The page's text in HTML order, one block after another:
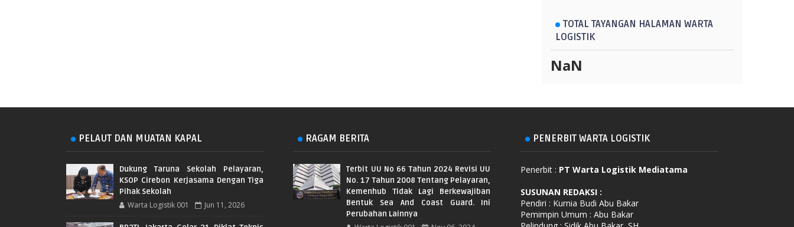
TOTAL TAYANGAN HALAMAN WARTA
LOGISTIK
NaN
PELAUT DAN MUATAN KAPAL
Dukung Taruna Sekolah Pelayaran,
KSOP Cirebon Kerjasama Dengan Tiga
Pihak Sekolah
Warta Logistik 001 Jun 11, 2026
RAGAM BERITA
Terbit UU No 66 Tahun 2024 Revisi UU
No. 17 Tahun 2008 Tentang Pelayaran,
Kemenhub Tidak Lagi Berkewajiban
Bentuk Sea And Coast Guard. Ini
Perubahan Lainnya
PENERBIT WARTA LOGISTIK
Penerbit : PT Warta Logistik Mediatama
SUSUNAN REDAKSI :
Pendiri : Kurnia Budi Abu Bakar
Pemimpin Umum : Abu Bakar